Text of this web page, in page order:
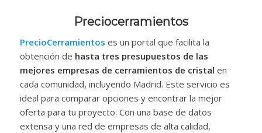
Preciocerramientos
PrecioCerramientos es un portal que facilita la
obtención de hasta tres presupuestos de las
mejores empresas de cerramientos de cristal en
cada comunidad, incluyendo Madrid. Este servicio es
ideal para comparar opciones y encontrar la mejor
oferta para tu proyecto. Con una base de datos
extensa y una red de empresas de alta calidad,